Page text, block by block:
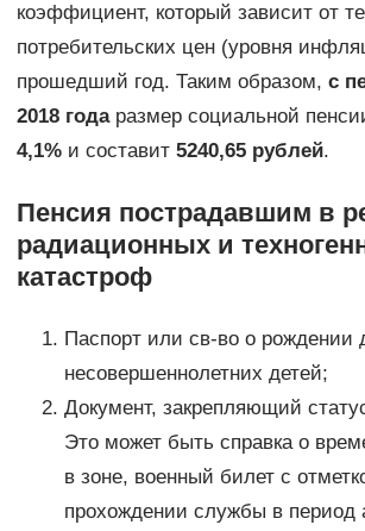
коэффициент, который зависит от
потребительских цен (уровня
прошедший год. Таким образом, с
2018 годаразмер социальной
4,1%и составит 5240,65 рублей.
Пенсия пострадавшим в
радиационных и
катастроф
Паспорт или св-во о рождении
несовершеннолетних детей;
Документ, закрепляющий
Это может быть справка о
в зоне, военный билет с
прохождении службы в период